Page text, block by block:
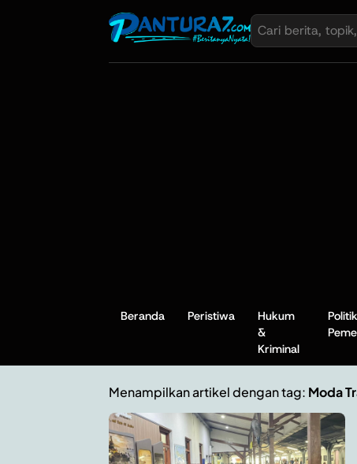
Beranda Peristiwa
Hukum
&
Kriminal
Menampilkan artikel dengan tag: Moda